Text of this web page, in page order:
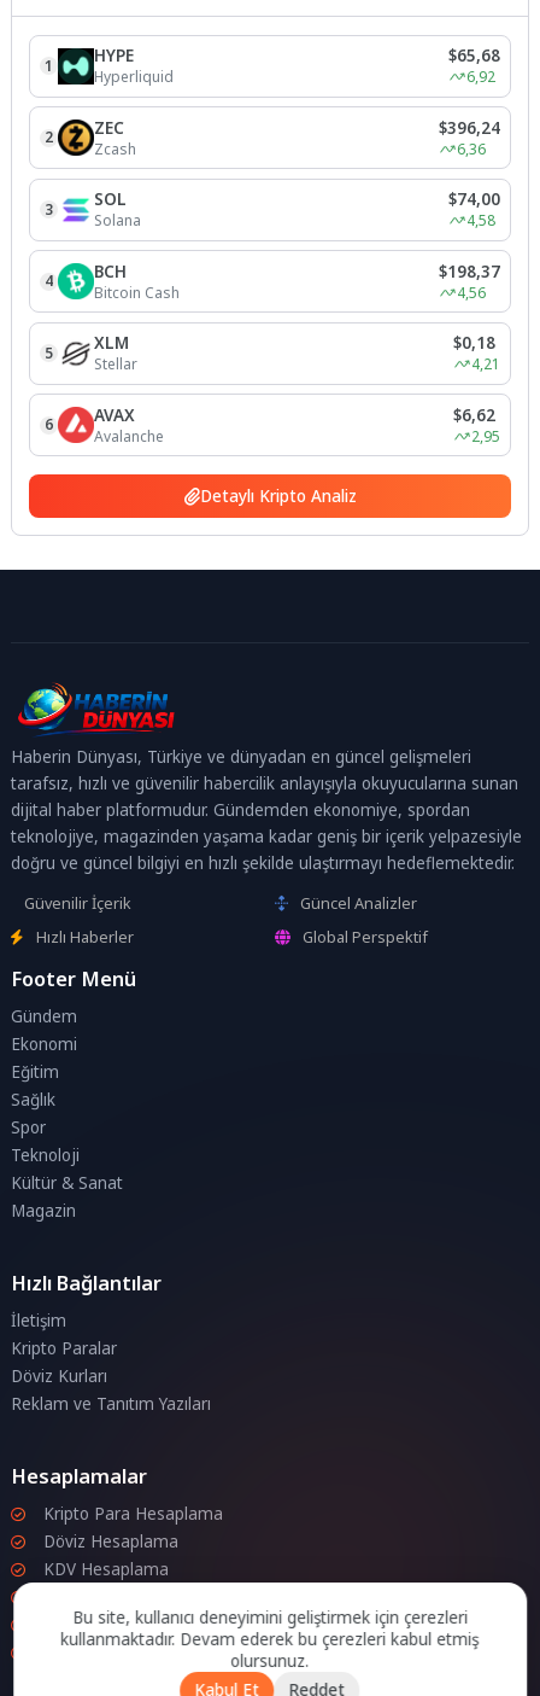
1 HYPE
Hyperliquid
$65,68
6,92
2 ZEC
Zcash
$396,24
6,36
3 SOL
Solana
$74,00
4,58
4 BCH
Bitcoin Cash
$198,37
4,56
5 XLM
Stellar
$0,18
4,21
6 AVAX
Avalanche
$6,62
2,95
Detaylı Kripto Analiz
Haberin Dünyası, Türkiye ve dünyadan en güncel gelişmeleri
tarafsız, hızlı ve güvenilir habercilik anlayışıyla okuyucularına sunan
dijital haber platformudur. Gündemden ekonomiye, spordan
teknolojiye, magazinden yaşama kadar geniş bir içerik yelpazesiyle
doğru ve güncel bilgiyi en hızlı şekilde ulaştırmayı hedeflemektedir.
Güvenilir İçerik
Güncel Analizler
Hızlı Haberler
Global Perspektif
Footer Menü
Gündem
Ekonomi
Eğitim
Sağlık
Spor
Teknoloji
Kültür & Sanat
Magazin
Hızlı Bağlantılar
İletişim
Kripto Paralar
Döviz Kurları
Reklam ve Tanıtım Yazıları
Hesaplamalar
Kripto Para Hesaplama
Döviz Hesaplama
KDV Hesaplama
Zam Hesaplama
Bileşik Hesaplama
Bu site, kullanıcı deneyimini geliştirmek için çerezleri
kullanmaktadır. Devam ederek bu çerezleri kabul etmiş
olursunuz.
Kabul Et
Reddet